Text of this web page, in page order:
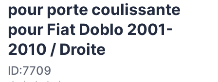
pour porte coulissante
pour Fiat Doblo 2001-
2010 / Droite
ID:7709